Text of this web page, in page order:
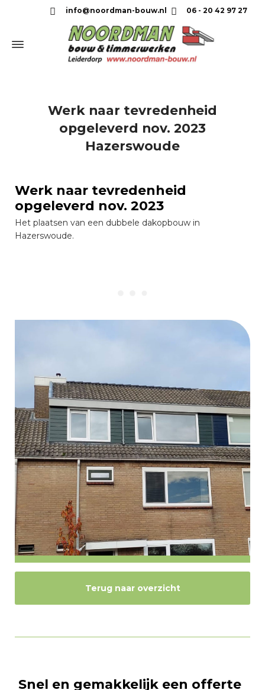
info@noordman-bouw.nl 06 - 20 42 97 27
Werk naar tevredenheid
opgeleverd nov. 2023
Hazerswoude
Werk naar tevredenheid
opgeleverd nov. 2023
Het plaatsen van een dubbele dakopbouw in
Hazerswoude.
Terug naar overzicht
Snel en gemakkelijk een offerte